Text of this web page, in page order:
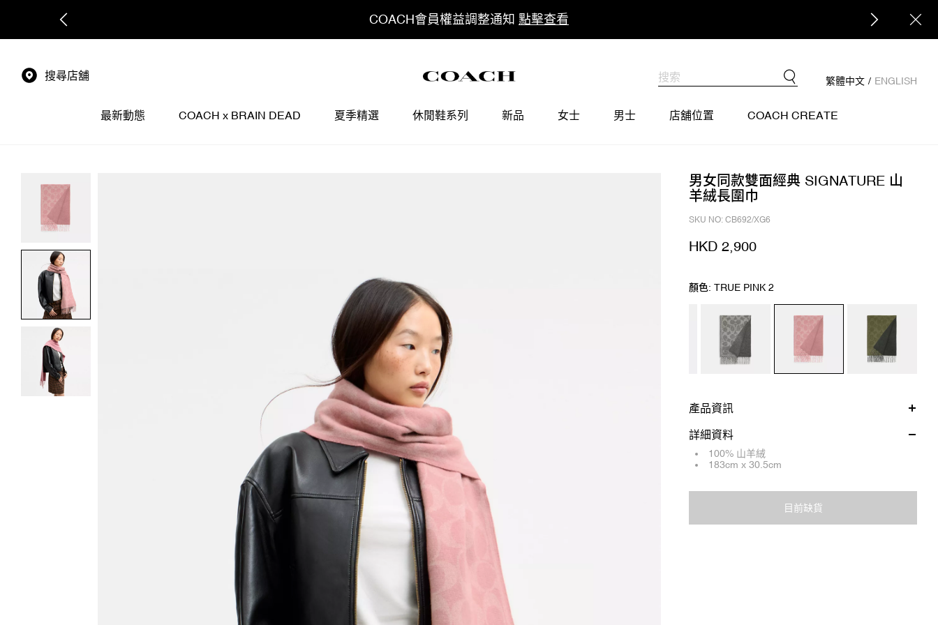
COACH會員權益調整通知 點擊查看
搜尋店舖 繁體中文 / ENGLISH
最新動態 COACH x BRAIN DEAD 夏季精選 休閒鞋系列 新品 女士 男士 店舖位置 COACH CREATE
男女同款雙面經典 SIGNATURE 山
羊絨長圍巾
SKU NO: CB692/XG6
HKD 2,900
顏色: TRUE PINK 2
產品資訊
詳細資料
100% 山羊絨
183cm x 30.5cm
目前缺貨